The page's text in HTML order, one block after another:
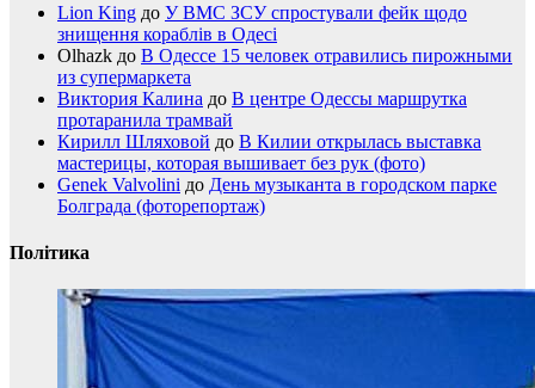
Lion King до У ВМС ЗСУ спростували фейк щодо
знищення кораблів в Одесі
Olhazk до В Одессе 15 человек отравились пирожными
из супермаркета
Виктория Калина до В центре Одессы маршрутка
протаранила трамвай
Кирилл Шляховой до В Килии открылась выставка
мастерицы, которая вышивает без рук (фото)
Genek Valvolini до День музыканта в городском парке
Болграда (фоторепортаж)
Політика